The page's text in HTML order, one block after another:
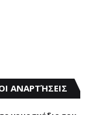
ΑΝΑΡΤΉΣΕΙΣ